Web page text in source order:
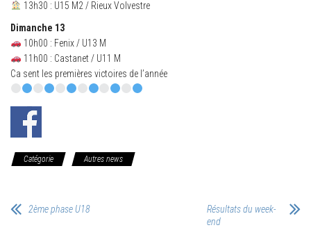
13h30 : U15 M2 / Rieux Volvestre
Dimanche 13
10h00 : Fenix / U13 M
11h00 : Castanet / U11 M
Ca sent les premières victoires de l’année
Catégorie Autres news
2ème phase U18
Résultats du week-
end